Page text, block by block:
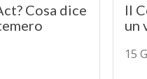
Cosa dice
Il
un
15